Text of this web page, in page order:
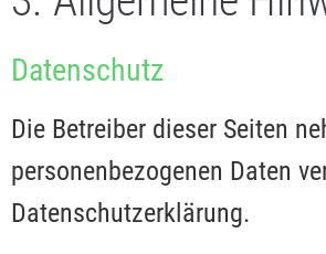
Datenschutz
Die Betreiber dieser Seiten
personenbezogenen Daten
Datenschutzerklärung.